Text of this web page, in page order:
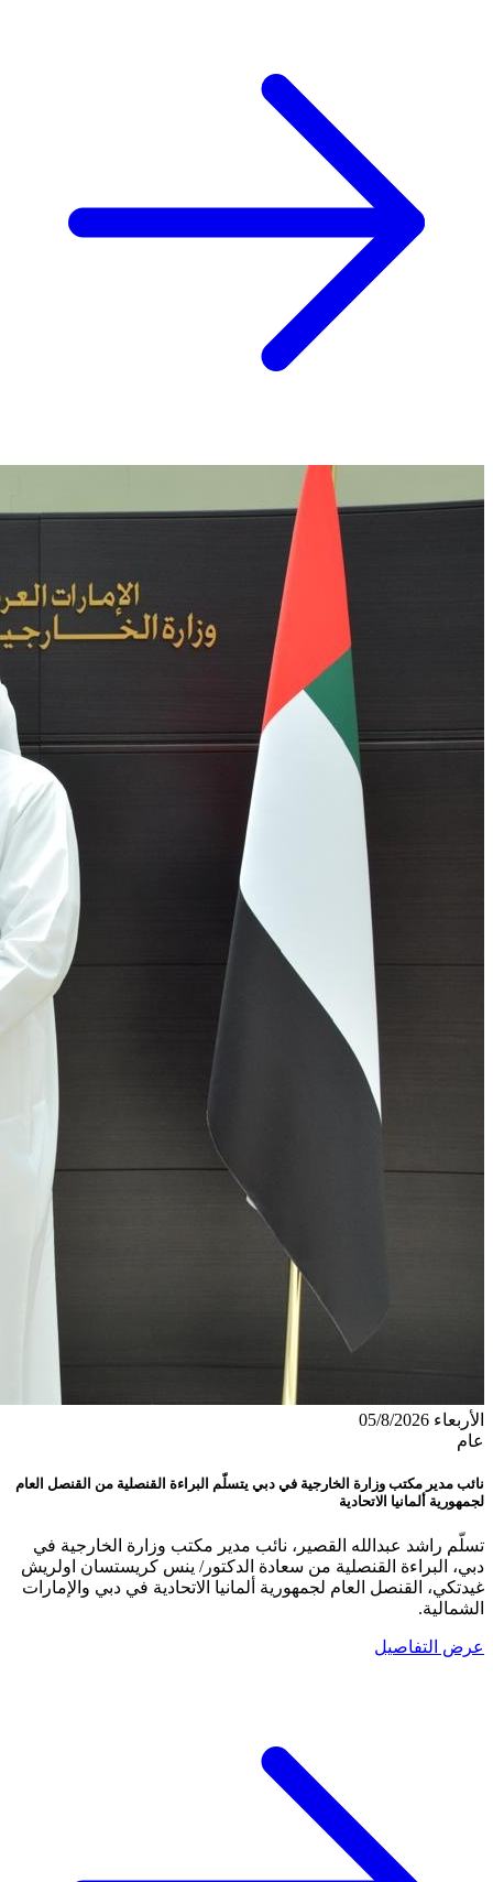
الأربعاء 05/8/2026
عام
نائب مدير مكتب وزارة الخارجية في دبي يتسلّم البراءة القنصلية من القنصل العام
لجمهورية ألمانيا الاتحادية
تسلّم راشد عبدالله القصير، نائب مدير مكتب وزارة الخارجية في
دبي، البراءة القنصلية من سعادة الدكتور/ ينس كريستسان اولريش
غيدتكي، القنصل العام لجمهورية ألمانيا الاتحادية في دبي والإمارات
الشمالية.
عرض التفاصيل